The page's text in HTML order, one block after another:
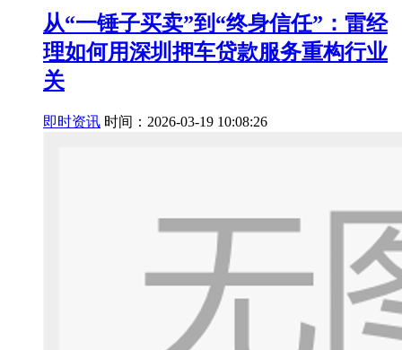
从“一锤子买卖”到“终身信任”：雷经
理如何用深圳押车贷款服务重构行业
关
即时资讯 时间：2026-03-19 10:08:26